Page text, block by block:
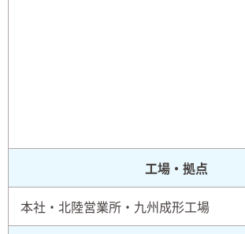
工場・拠点
本社・北陸営業所・九州成形工場